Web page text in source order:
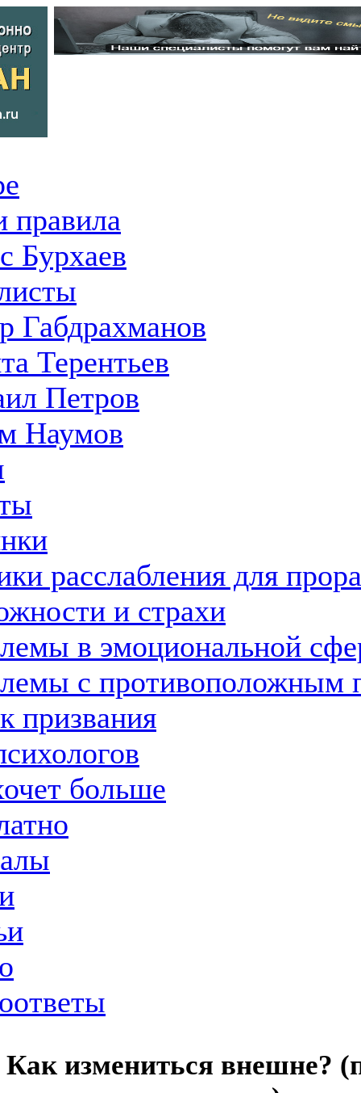
Бурхаев
Габдрахманов
Терентьев
Петров
Наумов
расслабления для
и страхи
в эмоциональной
с противоположным
призвания
больше
Как измениться внешне?